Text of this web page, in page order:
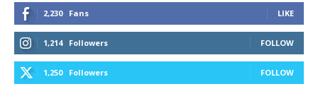
2,230 Fans LIKE
1,214 Followers FOLLOW
1,250 Followers FOLLOW